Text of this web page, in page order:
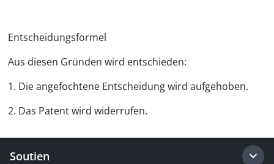
Entscheidungsformel
Aus diesen Gründen wird entschieden:
1. Die angefochtene Entscheidung wird aufgehoben.
2. Das Patent wird widerrufen.
Soutien